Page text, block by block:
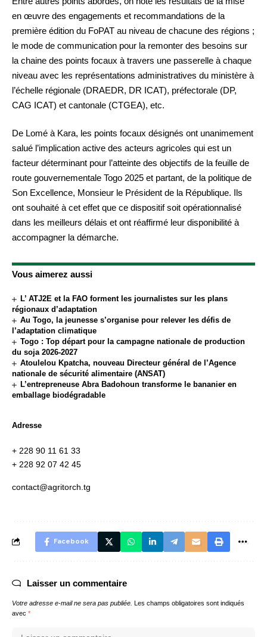
en œuvre des engagements et recommandations de la
première édition du FoPAT au niveau de chacune des régions ;
le mode de communication pour la remonter des besoins sur
la chaine des points focaux à travers une passerelle à chaque
niveau avec les représentations administratives du ministère à
l’échelle régionale (DRAEDR, DR ICAT), préfectorale (DP,
CAG ICAT) et cantonale (CTGEA), etc.
De Lomé à Kara, les points focaux désignés ont unanimement
salué l’implication active des acteurs agricoles qui est un
facteur déterminant pour l’atteinte des objectifs de la feuille de
route gouvernementale Togo 2025 et partant, de la politique de
Son Excellence, Monsieur le Président de la République. Ils
ont souhaité à cet effet que ce dispositif soit opérationnalisé
dans les meilleurs délais et ont réaffirmé leur disponibilité à
accompagner la démarche.
Vous aimerez aussi
L’ ATJ2E et la FAO forment les journalistes sur les plans
régionaux d’adaptation
Au Togo, la jeunesse s’organise pour relever les défis de
l’adaptation climatique
Togo : Top départ pour la campagne nationale de production
du soja 2026-2027
Atoulelou Kpatcha, nouveau Directeur général de l’Agence
nationale de sécurité alimentaire (ANSAT)
L’entrepreneuse Abra Badohoun transforme le bananier en
emballage biodégradable
Adresse
+ 228 90 11 61 33
+ 228 92 07 42 45
contact@agritorch.tg
Facebook
Laisser un commentaire
Votre adresse e-mail ne sera pas publiée. Les champs obligatoires sont indiqués
avec *